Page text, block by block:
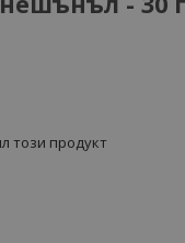
този продукт